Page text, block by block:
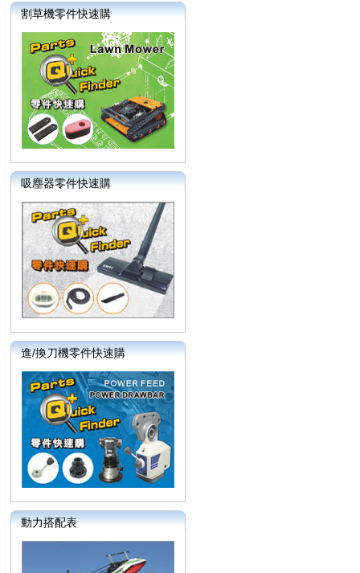
割草機零件快速購
吸塵器零件快速購
進/換刀機零件快速購
動力搭配表